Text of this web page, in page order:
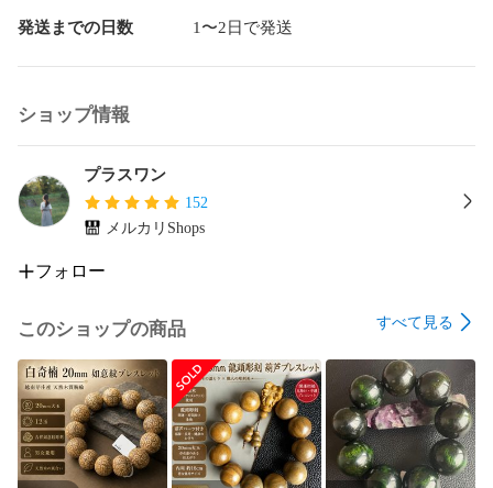
発送までの日数 1〜2日で発送
ショップ情報
プラスワン
152
メルカリShops
フォロー
このショップの商品 すべて見る